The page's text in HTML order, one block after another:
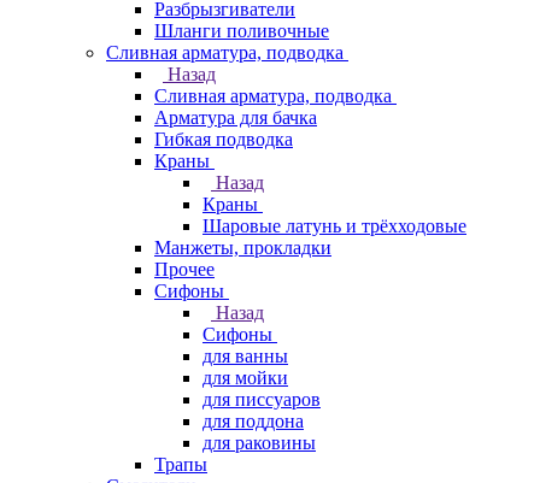
Разбрызгиватели
Шланги поливочные
Сливная арматура, подводка
Назад
Сливная арматура, подводка
Арматура для бачка
Гибкая подводка
Краны
Назад
Краны
Шаровые латунь и трёхходовые
Манжеты, прокладки
Прочее
Сифоны
Назад
Сифоны
для ванны
для мойки
для писсуаров
для поддона
для раковины
Трапы